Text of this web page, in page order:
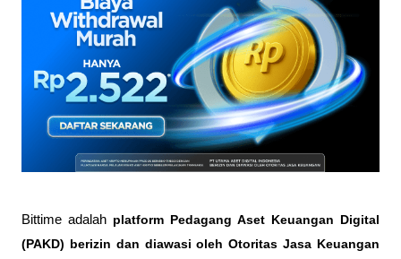
Bittime adalah platform Pedagang Aset Keuangan Digital
(PAKD) berizin dan diawasi oleh Otoritas Jasa Keuangan